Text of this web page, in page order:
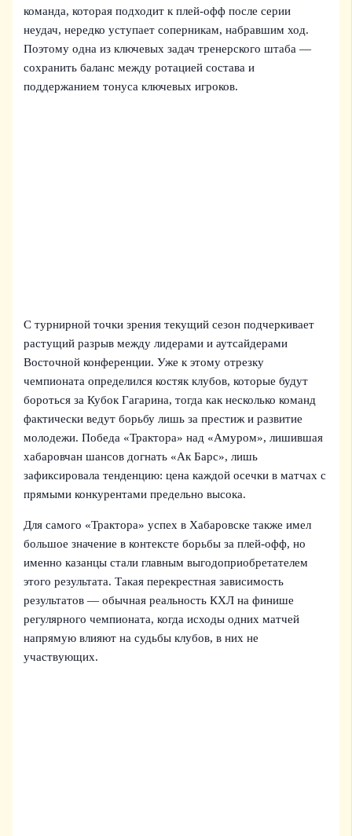
команда, которая подходит к плей‑офф после серии
неудач, нередко уступает соперникам, набравшим ход.
Поэтому одна из ключевых задач тренерского штаба —
сохранить баланс между ротацией состава и
поддержанием тонуса ключевых игроков.
С турнирной точки зрения текущий сезон подчеркивает
растущий разрыв между лидерами и аутсайдерами
Восточной конференции. Уже к этому отрезку
чемпионата определился костяк клубов, которые будут
бороться за Кубок Гагарина, тогда как несколько команд
фактически ведут борьбу лишь за престиж и развитие
молодежи. Победа «Трактора» над «Амуром», лишившая
хабаровчан шансов догнать «Ак Барс», лишь
зафиксировала тенденцию: цена каждой осечки в матчах с
прямыми конкурентами предельно высока.
Для самого «Трактора» успех в Хабаровске также имел
большое значение в контексте борьбы за плей‑офф, но
именно казанцы стали главным выгодоприобретателем
этого результата. Такая перекрестная зависимость
результатов — обычная реальность КХЛ на финише
регулярного чемпионата, когда исходы одних матчей
напрямую влияют на судьбы клубов, в них не
участвующих.